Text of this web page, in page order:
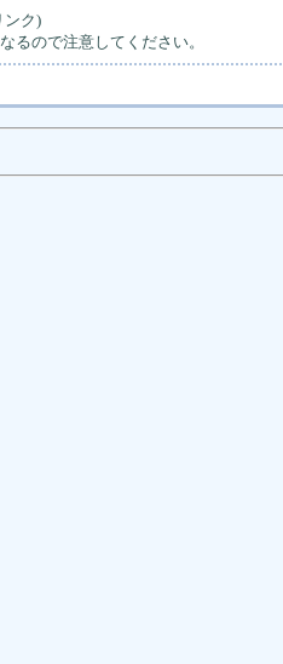
ンク)
るので注意してください。